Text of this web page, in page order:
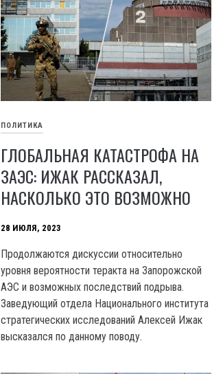
ПОЛИТИКА
ГЛОБАЛЬНАЯ КАТАСТРОФА НА
ЗАЭС: ИЖАК РАССКАЗАЛ,
НАСКОЛЬКО ЭТО ВОЗМОЖНО
28 ИЮЛЯ, 2023
Продолжаются дискуссии относительно
уровня вероятности теракта на Запорожской
АЭС и возможных последствий подрыва.
Заведующий отдела Национального института
стратегических исследований Алексей Ижак
высказался по данному поводу.